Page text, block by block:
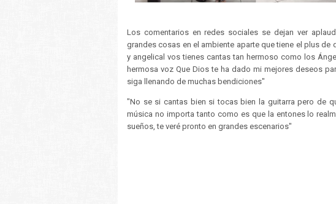
Los comentarios en redes sociales se dejan ver
grandes cosas en el ambiente aparte que tiene el plus de
y angelical vos tienes cantas tan hermoso como los
hermosa voz Que Dios te ha dado mi mejores deseos
siga llenando de muchas bendiciones"
"No se si cantas bien si tocas bien la guitarra pero de
música no importa tanto como es que la entones lo
sueños, te veré pronto en grandes escenarios"